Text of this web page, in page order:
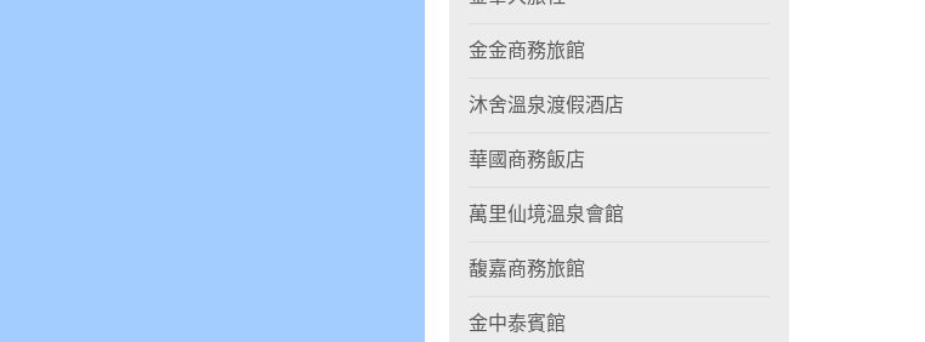
金金商務旅館
沐舍溫泉渡假酒店
華國商務飯店
萬里仙境溫泉會館
馥嘉商務旅館
金中泰賓館